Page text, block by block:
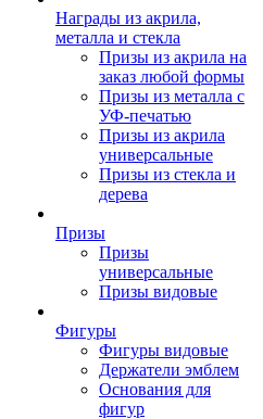
Награды из акрила,
металла и стекла
Призы из акрила на
заказ любой формы
Призы из металла с
УФ-печатью
Призы из акрила
универсальные
Призы из стекла и
дерева
Призы
Призы
универсальные
Призы видовые
Фигуры
Фигуры видовые
Держатели эмблем
Основания для
фигур